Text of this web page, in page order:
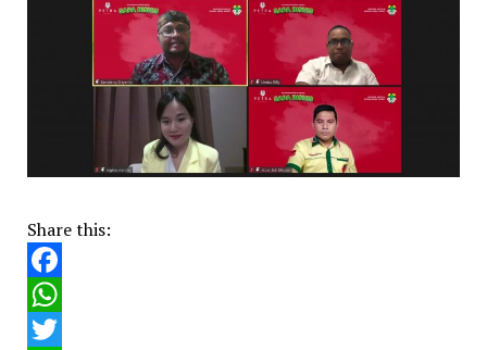
Share this:
Facebook
WhatsApp